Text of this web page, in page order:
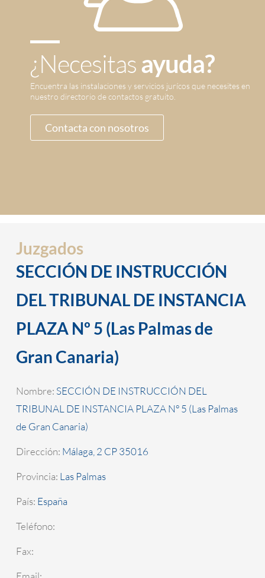
¿Necesitasayuda?
Encuentra las instalaciones y servicios jurícos que necesites en
nuestro directorio de contactos gratuito.
Contacta con nosotros
Juzgados
SECCIÓN DE INSTRUCCIÓN
DEL TRIBUNAL DE INSTANCIA
PLAZA Nº 5 (Las Palmas de
Gran Canaria)
Nombre: SECCIÓN DE INSTRUCCIÓN DEL
TRIBUNAL DE INSTANCIA PLAZA Nº 5 (Las Palmas
de Gran Canaria)
Dirección: Málaga, 2 CP 35016
Provincia: Las Palmas
País: España
Teléfono:
Fax: